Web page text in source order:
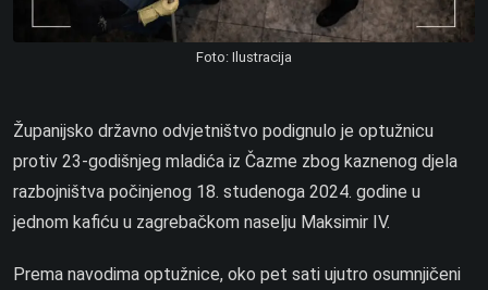
Foto: Ilustracija
Županijsko državno odvjetništvo podignulo je optužnicu
protiv 23-godišnjeg mladića iz Čazme zbog kaznenog djela
razbojništva počinjenog 18. studenoga 2024. godine u
jednom kafiću u zagrebačkom naselju Maksimir IV.
Prema navodima optužnice, oko pet sati ujutro osumnjičeni